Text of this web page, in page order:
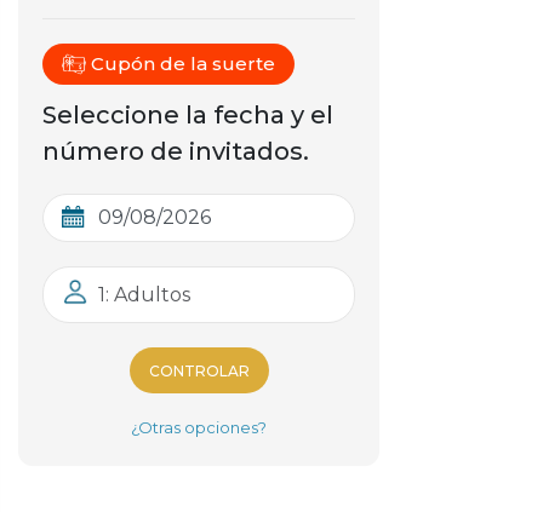
Cupón de la suerte
Seleccione la fecha y el
número de invitados.
1: Adultos
CONTROLAR
¿Otras opciones?